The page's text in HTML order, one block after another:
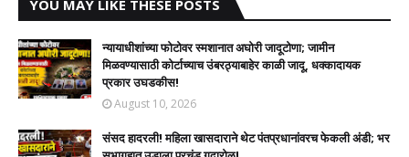
YOU MAY LIKE THESE POSTS
न्यायाधीशांच्या फोटोवर स्मशानात अघोरी जादूटोणा; जामीन
मिळवण्यासाठी कोर्टाच्याच उंबरठ्याबाहेर काळी जादू, धक्कादायक
प्रकार उघडकीस!
August 10, 2026
संसद हादरली! महिला खासदाराने थेट पंतप्रधानांवरच फेकली अंडी; भर